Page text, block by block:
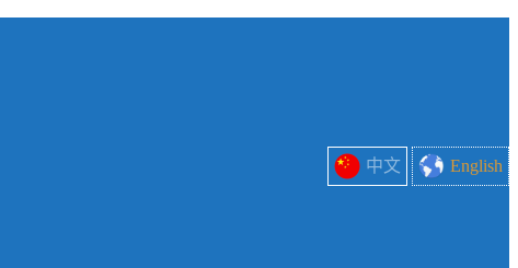
中文 English